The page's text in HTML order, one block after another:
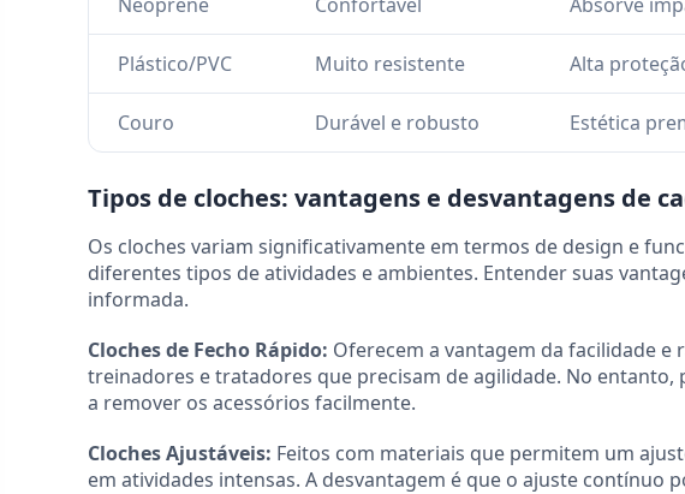
Plástico/PVC Muito resistente Alta
Couro Durável e robusto Estética
Tipos de cloches: vantagens e desvantagens de
Os cloches variam significativamente em termos de design e
diferentes tipos de atividades e ambientes. Entender suas
informada.
Cloches de Fecho Rápido: Oferecem a vantagem da facilidade e
treinadores e tratadores que precisam de agilidade. No
a remover os acessórios facilmente.
Cloches Ajustáveis: Feitos com materiais que permitem um
em atividades intensas. A desvantagem é que o ajuste contínuo